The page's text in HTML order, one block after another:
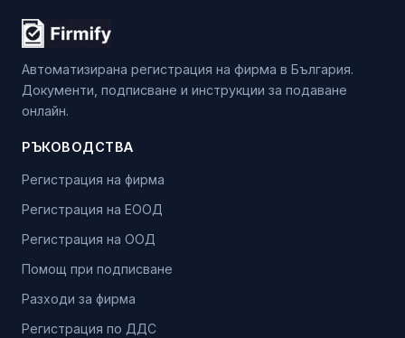
Автоматизирана регистрация на фирма в България.
Документи, подписване и инструкции за подаване
онлайн.
РЪКОВОДСТВА
Регистрация на фирма
Регистрация на ЕООД
Регистрация на ООД
Помощ при подписване
Разходи за фирма
Регистрация по ДДС